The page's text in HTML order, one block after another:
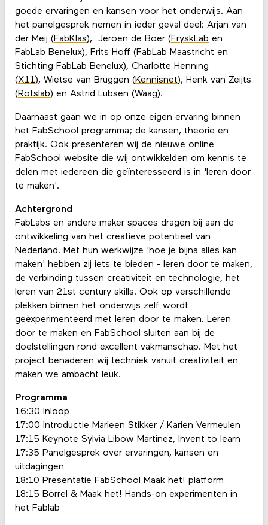
goede ervaringen en kansen voor het onderwijs. Aan
het panelgesprek nemen in ieder geval deel: Arjan van
der Meij (FabKlas), Jeroen de Boer (FryskLab en
FabLab Benelux), Frits Hoff (FabLab Maastricht en
Stichting FabLab Benelux), Charlotte Henning
(X11), Wietse van Bruggen (Kennisnet), Henk van Zeijts
(Rotslab) en Astrid Lubsen (Waag).
Daarnaast gaan we in op onze eigen ervaring binnen
het FabSchool programma; de kansen, theorie en
praktijk. Ook presenteren wij de nieuwe online
FabSchool website die wij ontwikkelden om kennis te
delen met iedereen die geïnteresseerd is in 'leren door
te maken'.
Achtergrond
FabLabs en andere maker spaces dragen bij aan de
ontwikkeling van het creatieve potentieel van
Nederland. Met hun werkwijze 'hoe je bijna alles kan
maken' hebben zij iets te bieden - leren door te maken,
de verbinding tussen creativiteit en technologie, het
leren van 21st century skills. Ook op verschillende
plekken binnen het onderwijs zelf wordt
geëxperimenteerd met leren door te maken. Leren
door te maken en FabSchool sluiten aan bij de
doelstellingen rond excellent vakmanschap. Met het
project benaderen wij techniek vanuit creativiteit en
maken we ambacht leuk.
Programma
16:30 Inloop
17:00 Introductie Marleen Stikker / Karien Vermeulen
17:15 Keynote Sylvia Libow Martinez, Invent to learn
17:35 Panelgesprek over ervaringen, kansen en
uitdagingen
18:10 Presentatie FabSchool Maak het! platform
18:15 Borrel & Maak het! Hands-on experimenten in
het Fablab